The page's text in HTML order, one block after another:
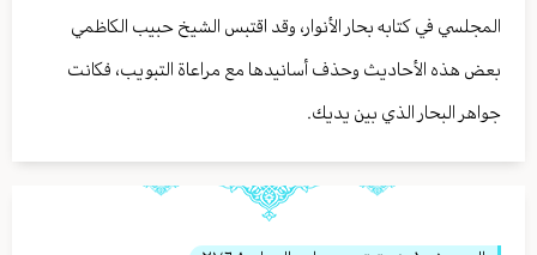
المجلسي في كتابه بحار الأنوار، وقد اقتبس الشيخ حبيب الكاظمي
بعض هذه الأحاديث وحذف أسانيدها مع مراعاة التبويب، فكانت
جواهر البحار الذي بين يديك.